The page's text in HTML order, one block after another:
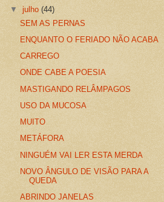
▼julho(44)
SEM AS PERNAS
ENQUANTO O FERIADO NÃO ACABA
CARREGO
ONDE CABE A POESIA
MASTIGANDO RELÂMPAGOS
USO DA MUCOSA
MUITO
METÁFORA
NINGUÉM VAI LER ESTA MERDA
NOVO ÂNGULO DE VISÃO PARA A
QUEDA
ABRINDO JANELAS